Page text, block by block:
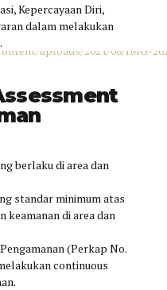
Kepercayaan Diri,
dalam melakukan
berlaku di area dan
standar minimum atas
keamanan di area dan
(Perkap No.
continuous